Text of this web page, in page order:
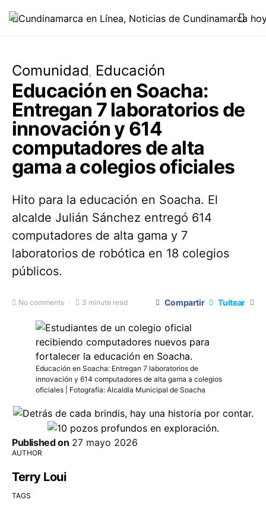
Comunidad Educación
Educación en Soacha:
Entregan 7 laboratorios de
innovación y 614
computadores de alta
gama a colegios oficiales
Hito para la educación en Soacha. El
alcalde Julián Sánchez entregó 614
computadores de alta gama y 7
laboratorios de robótica en 18 colegios
públicos.
No comments 3 minute read Compartir Tuitear
Educación en Soacha: Entregan 7 laboratorios de
innovación y 614 computadores de alta gama a colegios
oficiales | Fotografía: Alcaldía Municipal de Soacha
Published on 27 mayo 2026
AUTHOR
Terry Loui
TAGS